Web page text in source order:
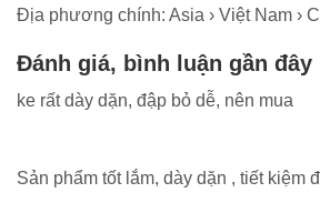
Địa phương chính: Asia › Việt Nam ›
Đánh giá, bình luận gần đây
ke rất dày dặn, đập bỏ dễ, nên mua
Sản phẩm tốt lắm, dày dặn , tiết